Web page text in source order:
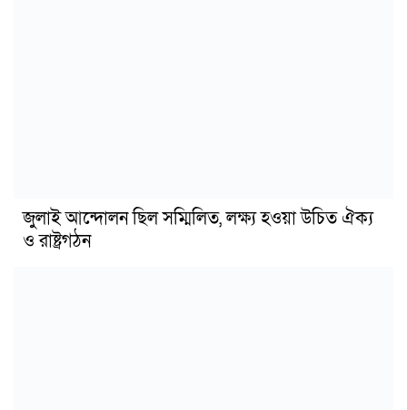
জুলাই আন্দোলন ছিল সম্মিলিত, লক্ষ্য হওয়া উচিত ঐক্য
ও রাষ্ট্রগঠন